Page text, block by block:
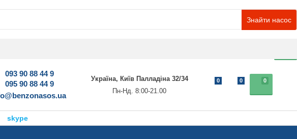
Знайти насос
093 90 88 44 9
095 90 88 44 9
Україна, Київ Палладіна 32/34
Пн-Нд. 8:00-21.00
0
0 0
skype